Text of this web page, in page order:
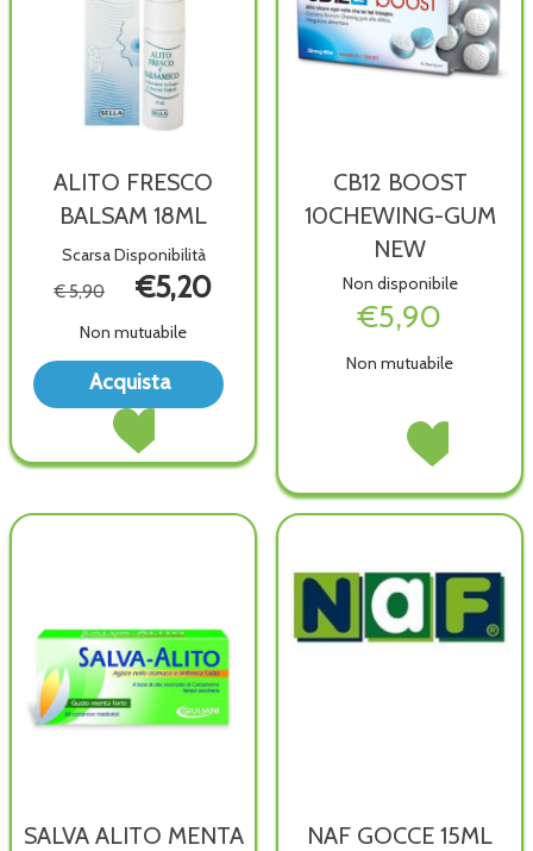
ALITO FRESCO
BALSAM 18ML
Scarsa Disponibilità
€ 5,90 €5,20
Non mutuabile
Acquista
Acquista ALITO
BALSAM
18ML alla
wishlist
CB12 BOOST
10CHEWING-GUM
NEW
Non disponibile
€5,90
Non mutuabile
GUM
disponibile
Acquista CB12
BOOST
GUM
SALVA ALITO MENTA
NAF GOCCE 15ML